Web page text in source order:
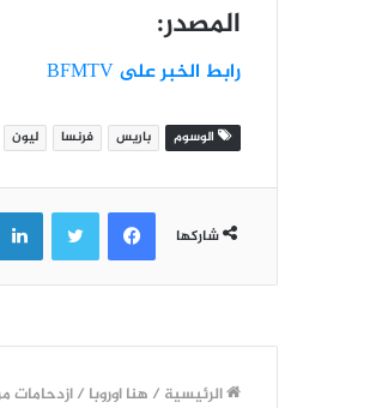
المصدر:
رابط الخبر على BFMTV
الوسوم باريس فرنسا ليون
شاركها
فيسبوكتويتر